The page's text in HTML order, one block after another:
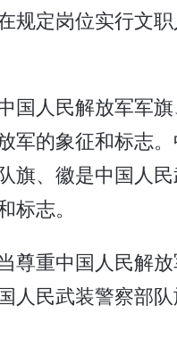
规定岗位实行文
人民解放军军旗
军的象征和标志
旗、徽是中国人
标志。
尊重中国人民解
人民武装警察部队